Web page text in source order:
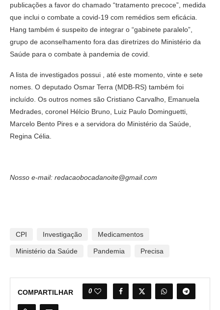
publicações a favor do chamado “tratamento precoce”, medida
que inclui o combate a covid-19 com remédios sem eficácia.
Hang também é suspeito de integrar o “gabinete paralelo”,
grupo de aconselhamento fora das diretrizes do Ministério da
Saúde para o combate à pandemia de covid.
A lista de investigados possui , até este momento, vinte e sete
nomes. O deputado Osmar Terra (MDB-RS) também foi
incluído. Os outros nomes são Cristiano Carvalho, Emanuela
Medrades, coronel Hélcio Bruno, Luiz Paulo Dominguetti,
Marcelo Bento Pires e a servidora do Ministério da Saúde,
Regina Célia.
Nosso e-mail: redacaobocadanoite@gmail.com
CPI Investigação Medicamentos
Ministério da Saúde Pandemia Precisa
COMPARTILHAR 0